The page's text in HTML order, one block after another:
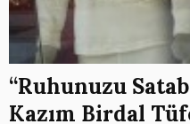
“Ruhunuzu
Kazım Birdal